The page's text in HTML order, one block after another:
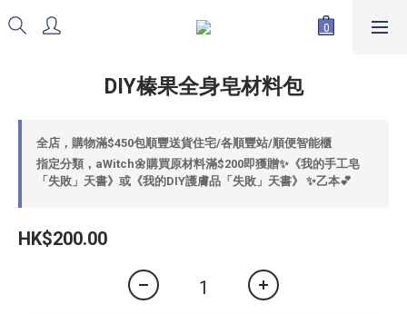
DIY榛果全身皂材料包
全店，購物滿$450包順豐送貨住宅/各順豐站/順便智能櫃
指定分類，aWitch🌼購買原材料滿$200即獲贈✨《我的手工皂
「失敗」天書》或《我的DIY護膚品「失敗」天書》 ✨乙本💕
HK$200.00